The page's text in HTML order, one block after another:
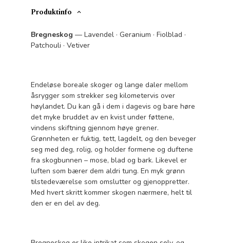
Produktinfo
Bregneskog — Lavendel · Geranium · Fiolblad ·
Patchouli · Vetiver
Endeløse boreale skoger og lange daler mellom
åsrygger som strekker seg kilometervis over
høylandet. Du kan gå i dem i dagevis og bare høre
det myke bruddet av en kvist under føttene,
vindens skiftning gjennom høye grener.
Grønnheten er fuktig, tett, lagdelt, og den beveger
seg med deg, rolig, og holder formene og duftene
fra skogbunnen – mose, blad og bark. Likevel er
luften som bærer dem aldri tung. En myk grønn
tilstedeværelse som omslutter og gjenoppretter.
Med hvert skritt kommer skogen nærmere, helt til
den er en del av deg.